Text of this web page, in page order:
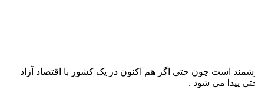
است چون حتی اگر هم اکنون در یک کشور با اقتصاد آزاد
پیدا می شود .